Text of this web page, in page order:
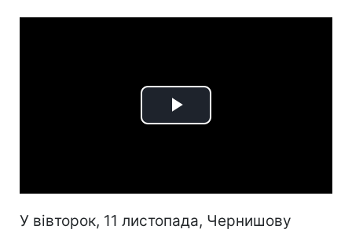
Play
У вівторок, 11 листопада, Чернишову